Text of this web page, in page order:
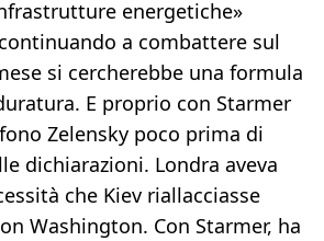
energetiche»
a combattere sul
si cercherebbe una formula
E proprio con Starmer
Zelensky poco prima di
dichiarazioni. Londra aveva
che Kiev riallacciasse
Washington. Con Starmer, ha